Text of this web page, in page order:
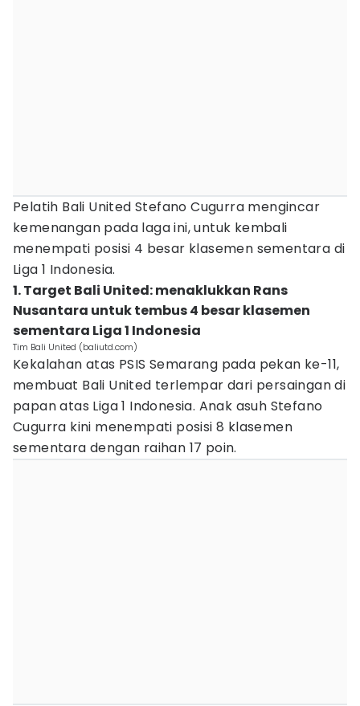
Pelatih Bali United Stefano Cugurra mengincar
kemenangan pada laga ini, untuk kembali
menempati posisi 4 besar klasemen sementara di
Liga 1 Indonesia.
1. Target Bali United: menaklukkan Rans
Nusantara untuk tembus 4 besar klasemen
sementara Liga 1 Indonesia
Tim Bali United (baliutd.com)
Kekalahan atas PSIS Semarang pada pekan ke-11,
membuat Bali United terlempar dari persaingan di
papan atas Liga 1 Indonesia. Anak asuh Stefano
Cugurra kini menempati posisi 8 klasemen
sementara dengan raihan 17 poin.